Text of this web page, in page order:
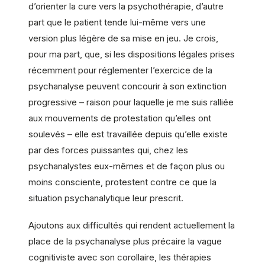
d’orienter la cure vers la psychothérapie, d’autre
part que le patient tende lui-même vers une
version plus légère de sa mise en jeu. Je crois,
pour ma part, que, si les dispositions légales prises
récemment pour réglementer l’exercice de la
psychanalyse peuvent concourir à son extinction
progressive – raison pour laquelle je me suis ralliée
aux mouvements de protestation qu’elles ont
soulevés – elle est travaillée depuis qu’elle existe
par des forces puissantes qui, chez les
psychanalystes eux-mêmes et de façon plus ou
moins consciente, protestent contre ce que la
situation psychanalytique leur prescrit.
Ajoutons aux difficultés qui rendent actuellement la
place de la psychanalyse plus précaire la vague
cognitiviste avec son corollaire, les thérapies